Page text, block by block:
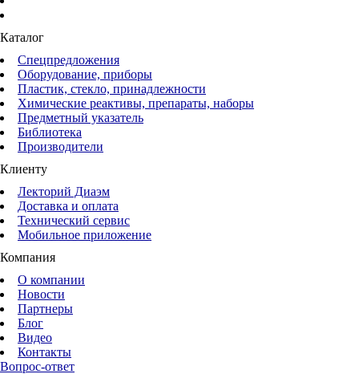
Каталог
Спецпредложения
Оборудование, приборы
Пластик, стекло, принадлежности
Химические реактивы, препараты, наборы
Предметный указатель
Библиотека
Производители
Клиенту
Лекторий Диаэм
Доставка и оплата
Технический сервис
Мобильное приложение
Компания
О компании
Новости
Партнеры
Блог
Видео
Контакты
Вопрос-ответ